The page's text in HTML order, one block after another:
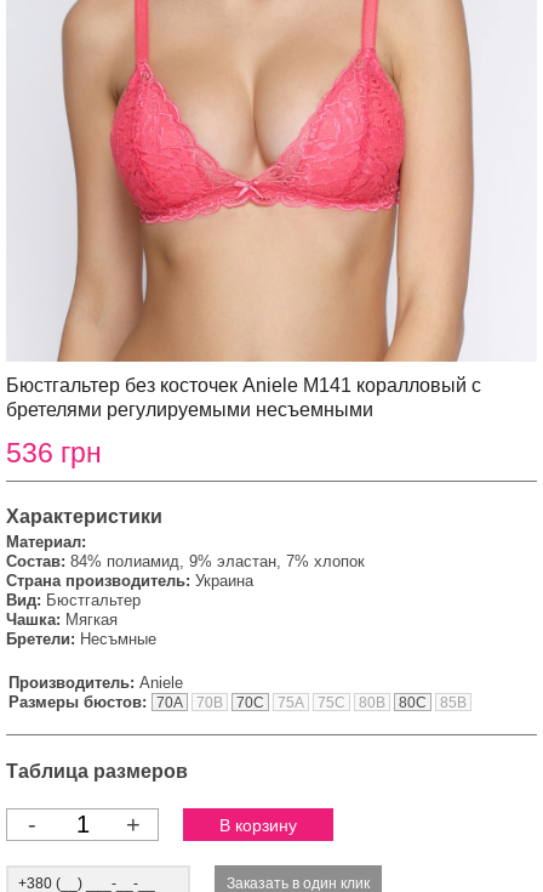
Бюстгальтер без косточек Aniele М141 коралловый с
бретелями регулируемыми несъемными
536 грн
Характеристики
Материал:
Состав: 84% полиамид, 9% эластан, 7% хлопок
Страна производитель: Украина
Вид: Бюстгальтер
Чашка: Мягкая
Бретели: Несъмные
Производитель: Aniele
Размеры бюстов:
70A 70B 70C 75A 75C 80B 80C 85B
Таблица размеров
- +